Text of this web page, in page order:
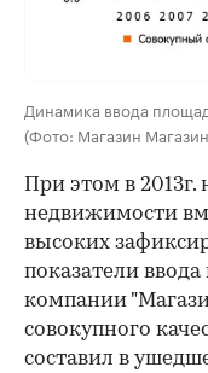
Динамика ввода
(Фото: Магазин
При этом в
недвижимости
высоких
показатели
компании
совокупного
составил в